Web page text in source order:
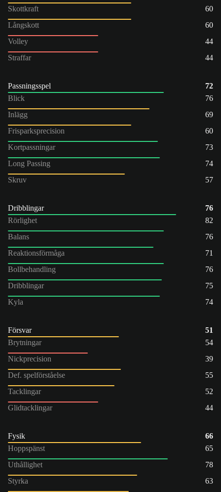
Skottkraft
60
Långskott
60
Volley
44
Straffar
44
Passningsspel
72
Blick
76
Inlägg
69
Frisparksprecision
60
Kortpassningar
73
Long Passing
74
Skruv
57
Dribblingar
76
Rörlighet
82
Balans
76
Reaktionsförmåga
71
Bollbehandling
76
Dribblingar
75
Kyla
74
Försvar
51
Brytningar
54
Nickprecision
39
Def. spelförståelse
55
Tacklingar
52
Glidtacklingar
44
Fysik
66
Hoppspänst
65
Uthållighet
78
Styrka
63